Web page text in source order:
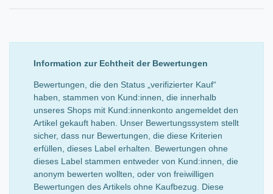
Information zur Echtheit der Bewertungen
Bewertungen, die den Status „verifizierter Kauf“
haben, stammen von Kund:innen, die innerhalb
unseres Shops mit Kund:innenkonto angemeldet den
Artikel gekauft haben. Unser Bewertungssystem stellt
sicher, dass nur Bewertungen, die diese Kriterien
erfüllen, dieses Label erhalten. Bewertungen ohne
dieses Label stammen entweder von Kund:innen, die
anonym bewerten wollten, oder von freiwilligen
Bewertungen des Artikels ohne Kaufbezug. Diese